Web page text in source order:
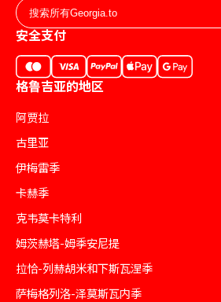
安全支付
格鲁吉亚的地区
阿贾拉
古里亚
伊梅雷季
卡赫季
克韦莫卡特利
姆茨赫塔-姆季安尼提
拉恰-列赫胡米和下斯瓦涅季
萨梅格列洛-泽莫斯瓦内季